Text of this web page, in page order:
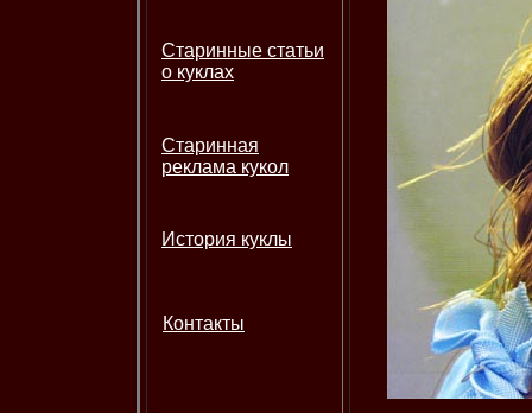
Старинные статьи
о куклах
Старинная
реклама кукол
История куклы
Контакты